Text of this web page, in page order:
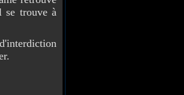
se trouve à